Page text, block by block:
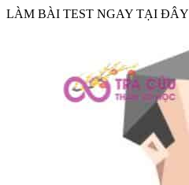
LÀM BÀI TEST NGAY TẠI ĐÂY